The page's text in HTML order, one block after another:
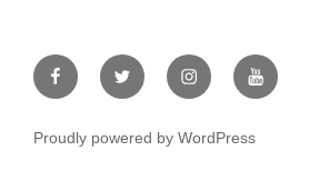
FacebookTwitter InstagramYouTube
Proudly powered by WordPress